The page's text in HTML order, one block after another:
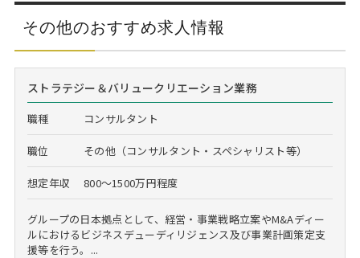
その他のおすすめ求人情報
ストラテジー＆バリュークリエーション業務
職種 コンサルタント
職位 その他（コンサルタント・スペシャリスト等）
想定年収 800～1500万円程度
グループの日本拠点として、経営・事業戦略立案やM&Aディー
ルにおけるビジネスデューディリジェンス及び事業計画策定支
援等を行う。...